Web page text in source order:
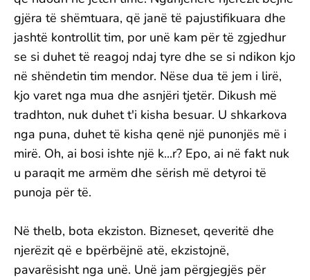
gjëra të shëmtuara, që janë të pajustifikuara dhe
jashtë kontrollit tim, por unë kam për të zgjedhur
se si duhet të reagoj ndaj tyre dhe se si ndikon kjo
në shëndetin tim mendor. Nëse dua të jem i lirë,
kjo varet nga mua dhe asnjëri tjetër. Dikush më
tradhton, nuk duhet t'i kisha besuar. U shkarkova
nga puna, duhet të kisha qenë një punonjës më i
mirë. Oh, ai bosi ishte një k...r? Epo, ai në fakt nuk
u paraqit me armëm dhe sërish më detyroi të
punoja për të.
Në thelb, bota ekziston. Bizneset, qeveritë dhe
njerëzit që e bpërbëjnë atë, ekzistojnë,
pavarësisht nga unë. Unë jam përgjegjës për